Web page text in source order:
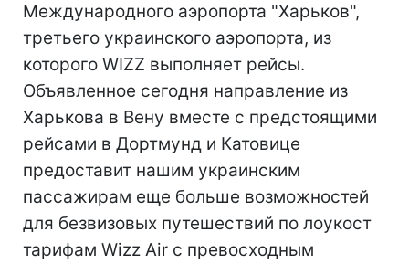
Международного аэропорта "Харьков",
третьего украинского аэропорта, из
которого WIZZ выполняет рейсы.
Объявленное сегодня направление из
Харькова в Вену вместе с предстоящими
рейсами в Дортмунд и Катовице
предоставит нашим украинским
пассажирам еще больше возможностей
для безвизовых путешествий по лоукост
тарифам Wizz Air с превосходным